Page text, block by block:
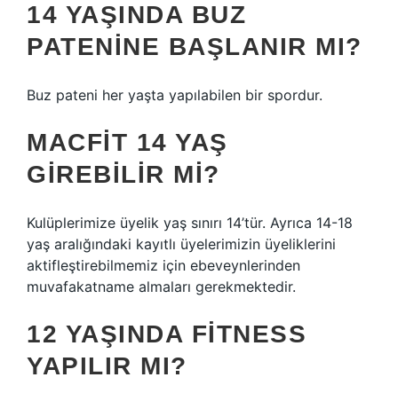
14 YAŞINDA BUZ
PATENINE BAŞLANIR MI?
Buz pateni her yaşta yapılabilen bir spordur.
MACFIT 14 YAŞ
GIREBILIR MI?
Kulüplerimize üyelik yaş sınırı 14’tür. Ayrıca 14-18
yaş aralığındaki kayıtlı üyelerimizin üyeliklerini
aktifleştirebilmemiz için ebeveynlerinden
muvafakatname almaları gerekmektedir.
12 YAŞINDA FITNESS
YAPILIR MI?